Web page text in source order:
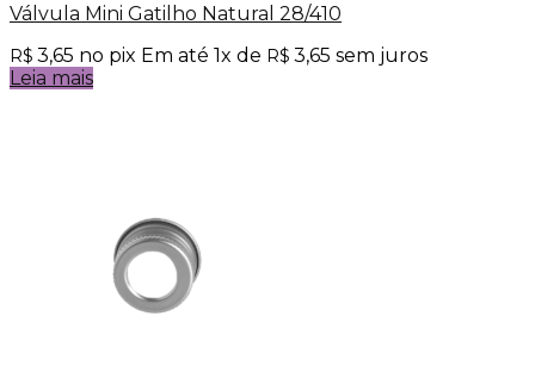
Válvula Mini Gatilho Natural 28/410
R$ 3,65 no pix Em até 1x de R$ 3,65 sem juros
Leia mais